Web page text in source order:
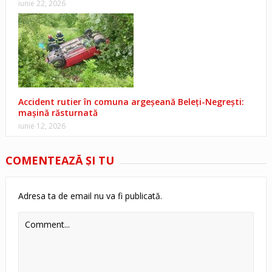
iunie 22, 2026
Accident rutier în comuna argeșeană Beleți-Negrești:
mașină răsturnată
iunie 12, 2026
COMENTEAZĂ ŞI TU
Adresa ta de email nu va fi publicată.